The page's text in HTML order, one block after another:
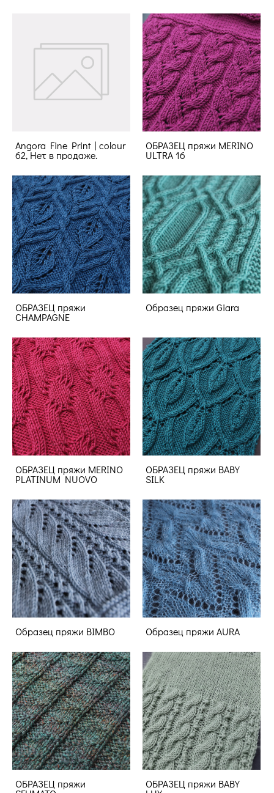
Angora Fine Print | colour
62, Нет в продаже.
ОБРАЗЕЦ пряжи MERINO
ULTRA 16
ОБРАЗЕЦ пряжи
CHAMPAGNE
Образец пряжи Giara
ОБРАЗЕЦ пряжи MERINO
PLATINUM NUOVO
ОБРАЗЕЦ пряжи BABY
SILK
Образец пряжи BIMBO Образец пряжи AURA
ОБРАЗЕЦ пряжи ОБРАЗЕЦ пряжи BABY